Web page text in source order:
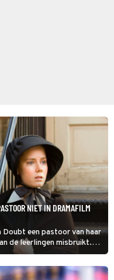
NIET IN DRAMAFILM
een pastoor van haar
de leerlingen misbruikt.